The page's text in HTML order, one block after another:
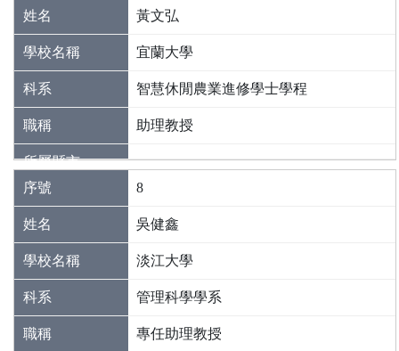
黃文弘
宜蘭大學
智慧休閒農業進修學士學程
助理教授
8
吳健鑫
淡江大學
管理科學學系
專任助理教授